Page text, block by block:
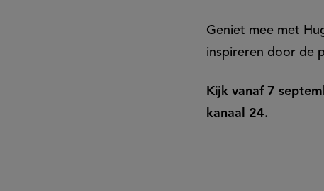
Geniet mee met
inspireren door de
Kijk vanaf 7
kanaal 24.